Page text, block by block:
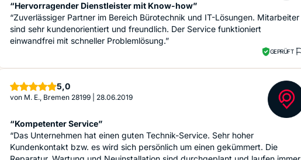
“Hervorragender Dienstleister mit Know-how”
“Zuverlässiger Partner im Bereich Bürotechnik und IT-Lösungen. Mitarbeiter
sind sehr kundenorientiert und freundlich. Der Service funktioniert
einwandfrei mit schneller Problemlösung.”
GEPRÜFT
5,0Sterne
von M. E., Bremen 28199 28.06.2019
“Kompetenter Service”
“Das Unternehmen hat einen guten Technik-Service. Sehr hoher
Kundenkontakt bzw. es wird sich persönlich um einen gekümmert. Die